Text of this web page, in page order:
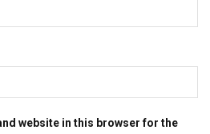
website in this browser for the